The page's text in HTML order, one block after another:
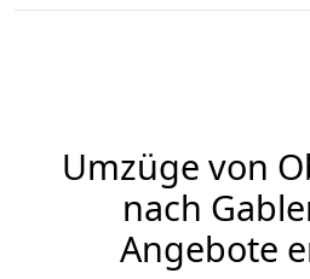
Umzüge von
nach
Angebote